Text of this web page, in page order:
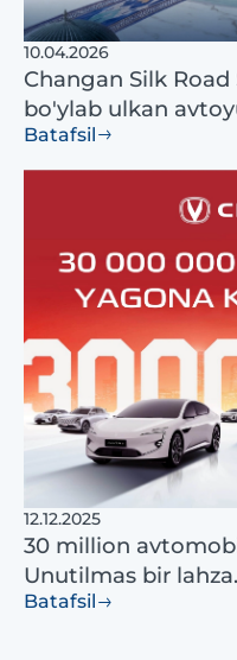
10.04.2026
Changan Silk
bo'ylab ulkan
Batafsil
12.12.2025
30 million
Unutilmas bir lahza.
Batafsil